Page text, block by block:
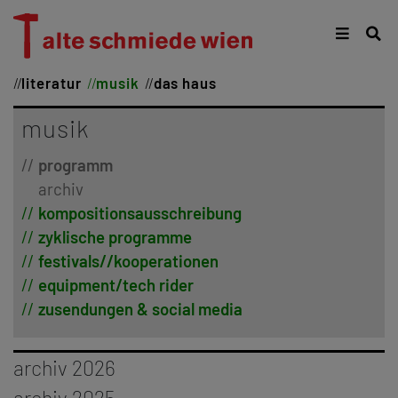
literatur musik das haus
musik
programm
archiv
kompositionsausschreibung
zyklische programme
festivals//kooperationen
equipment/tech rider
zusendungen & social media
archiv 2026